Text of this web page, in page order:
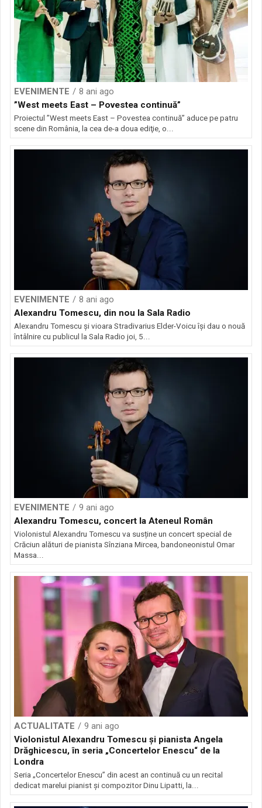
EVENIMENTE
8 ani ago
”West meets East – Povestea continuă”
Proiectul ”West meets East – Povestea continuă” aduce pe patru
scene din România, la cea de-a doua ediţie, o...
EVENIMENTE
8 ani ago
Alexandru Tomescu, din nou la Sala Radio
Alexandru Tomescu și vioara Stradivarius Elder-Voicu își dau o nouă
întâlnire cu publicul la Sala Radio joi, 5...
EVENIMENTE
9 ani ago
Alexandru Tomescu, concert la Ateneul Român
Violonistul Alexandru Tomescu va susține un concert special de
Crăciun alături de pianista Sînziana Mircea, bandoneonistul Omar
Massa...
ACTUALITATE
9 ani ago
Violonistul Alexandru Tomescu şi pianista Angela
Drăghicescu, în seria „Concertelor Enescu“ de la
Londra
Seria „Concertelor Enescu” din acest an continuă cu un recital
dedicat marelui pianist şi compozitor Dinu Lipatti, la...